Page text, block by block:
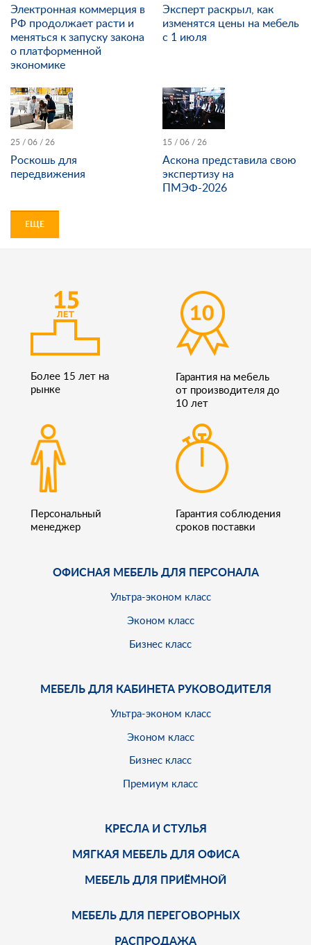
Электронная коммерция в
РФ продолжает расти и
меняться к запуску закона
о платформенной
экономике
Эксперт раскрыл, как
изменятся цены на мебель
с 1 июля
25 / 06 / 26
Роскошь для
передвижения
15 / 06 / 26
Аскона представила свою
экспертизу на
ПМЭФ-2026
ЕЩЕ
Более 15 лет на
рынке
Гарантия на мебель
от производителя до
10 лет
Персональный
менеджер
Гарантия соблюдения
сроков поставки
ОФИСНАЯ МЕБЕЛЬ ДЛЯ ПЕРСОНАЛА
Ультра-эконом класс
Эконом класс
Бизнес класс
МЕБЕЛЬ ДЛЯ КАБИНЕТА РУКОВОДИТЕЛЯ
Ультра-эконом класс
Эконом класс
Бизнес класс
Премиум класс
КРЕСЛА И СТУЛЬЯ
МЯГКАЯ МЕБЕЛЬ ДЛЯ ОФИСА
МЕБЕЛЬ ДЛЯ ПРИЁМНОЙ
МЕБЕЛЬ ДЛЯ ПЕРЕГОВОРНЫХ
РАСПРОДАЖА